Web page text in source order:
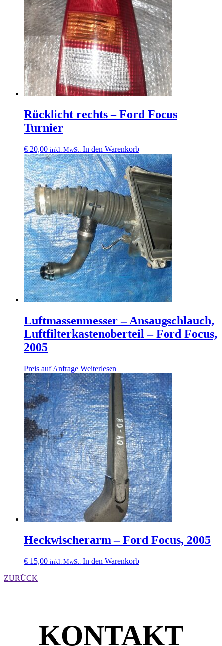
Rücklicht rechts – Ford Focus
Turnier
€ 20,00 inkl. MwSt. In den Warenkorb
Luftmassenmesser – Ansaugschlauch,
Luftfilterkastenoberteil – Ford Focus,
2005
Preis auf Anfrage Weiterlesen
Heckwischerarm – Ford Focus, 2005
€ 15,00 inkl. MwSt. In den Warenkorb
ZURÜCK
KONTAKT